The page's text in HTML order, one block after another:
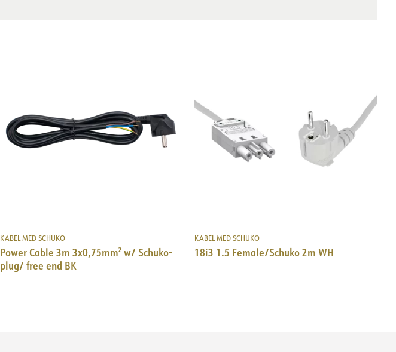
KABEL MED SCHUKO
Power Cable 3m 3x0,75mm² w/ Schuko-
plug/ free end BK
KABEL MED SCHUKO
18i3 1.5 Female/Schuko 2m WH